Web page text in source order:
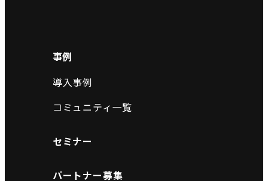
事例
導入事例
コミュニティ一覧
セミナー
パートナー募集